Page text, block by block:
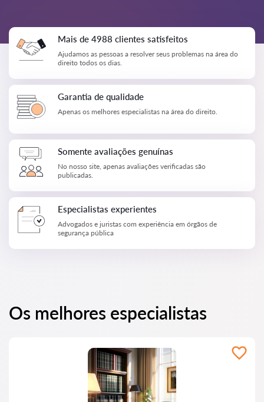
Mais de 4988 clientes satisfeitos
Ajudamos as pessoas a resolver seus problemas na área do
direito todos os dias.
Garantia de qualidade
Apenas os melhores especialistas na área do direito.
Somente avaliações genuínas
No nosso site, apenas avaliações verificadas são
publicadas.
Especialistas experientes
Advogados e juristas com experiência em órgãos de
segurança pública
Os melhores especialistas